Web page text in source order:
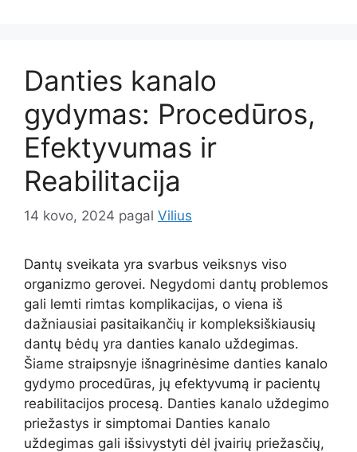
Danties kanalo
gydymas: Procedūros,
Efektyvumas ir
Reabilitacija
14 kovo, 2024 pagal Vilius
Dantų sveikata yra svarbus veiksnys viso
organizmo gerovei. Negydomi dantų problemos
gali lemti rimtas komplikacijas, o viena iš
dažniausiai pasitaikančių ir kompleksiškiausių
dantų bėdų yra danties kanalo uždegimas.
Šiame straipsnyje išnagrinėsime danties kanalo
gydymo procedūras, jų efektyvumą ir pacientų
reabilitacijos procesą. Danties kanalo uždegimo
priežastys ir simptomai Danties kanalo
uždegimas gali išsivystyti dėl įvairių priežasčių,